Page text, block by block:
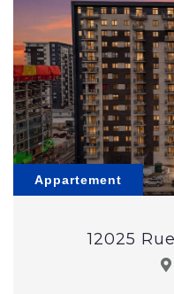
Appartement
12025